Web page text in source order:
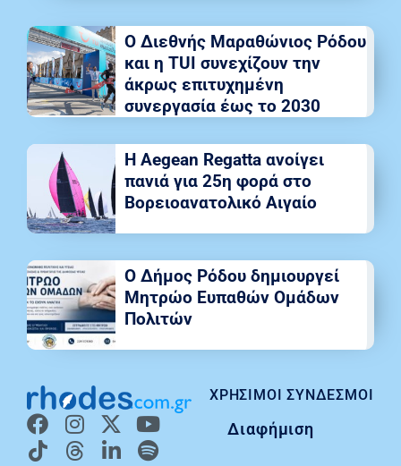
ΧΡΉΣΙΜΟΙ ΣΎΝΔΕΣΜΟΙ
Διαφήμιση
Ο Διεθνής Μαραθώνιος Ρόδου
και η TUI συνεχίζουν την
άκρως επιτυχημένη
συνεργασία έως το 2030
Η Aegean Regatta ανοίγει
πανιά για 25η φορά στο
Βορειοανατολικό Αιγαίο
Ο Δήμος Ρόδου δημιουργεί
Μητρώο Ευπαθών Ομάδων
Πολιτών